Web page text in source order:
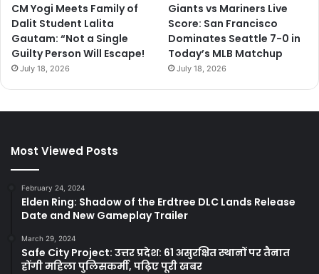
CM Yogi Meets Family of
Dalit Student Lalita
Gautam: “Not a Single
Guilty Person Will Escape!
July 18, 2026
Giants vs Mariners Live
Score: San Francisco
Dominates Seattle 7-0 in
Today’s MLB Matchup
July 18, 2026
Most Viewed Posts
February 24, 2024
Elden Ring: Shadow of the Erdtree DLC Lands Release
Date and New Gameplay Trailer
March 29, 2024
Safe City Project: उत्तर प्रदेश: 61 असुरक्षित स्थानों पर तैनात
होंगी महिला पुलिसकर्मी, पढ़िए पूरी खबर